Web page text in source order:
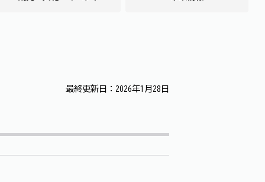
最終更新日：2026年1月28日